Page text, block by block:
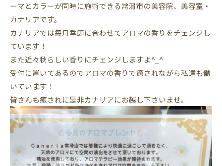
ーマとカラーが同時に施術できる常滑市の美容院、美容室・
カナリアです。
カナリアでは毎月季節に合わせてアロマの香りをチェンジし
ています！
また近々秋らしい香りにチェンジしますよ^_^
受付に置いてあるのでアロマの香りで癒されながら私達も働
いています！
皆さんも癒されに是非カナリアにお越し下さいませ。